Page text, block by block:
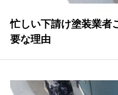
お客様の声
忙しい下請け塗装業者
要な理由